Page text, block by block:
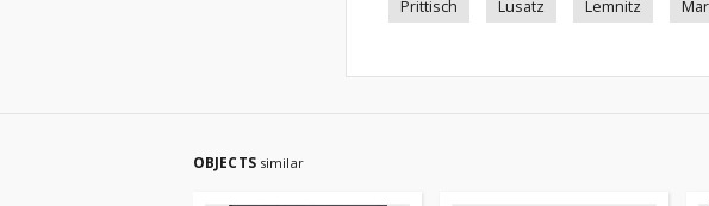
Prittisch
Lusatz Lemnitz
OBJECTS similar